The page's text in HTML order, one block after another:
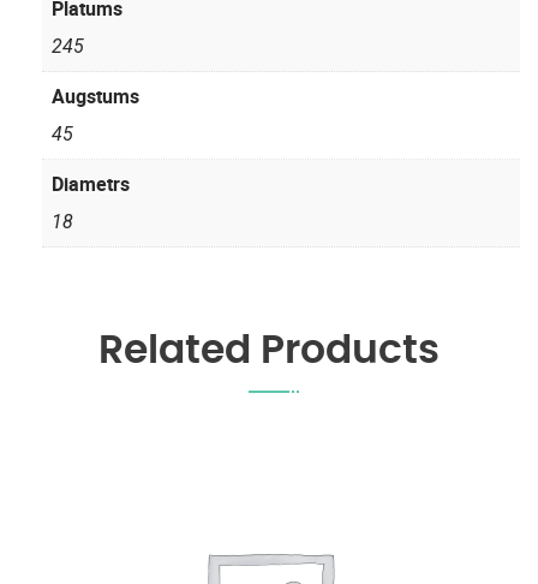
Platums
245
Augstums
45
Diametrs
18
Related Products